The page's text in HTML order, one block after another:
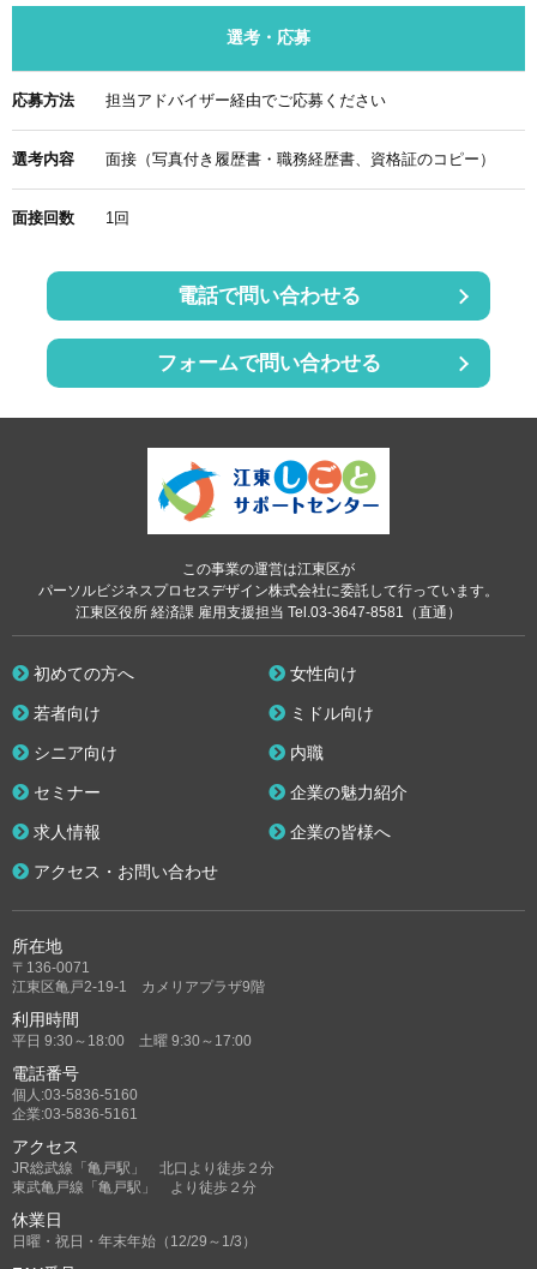
選考・応募
応募方法 担当アドバイザー経由でご応募ください
選考内容 面接（写真付き履歴書・職務経歴書、資格証のコピー）
面接回数 1回
電話で問い合わせる
フォームで問い合わせる
この事業の運営は江東区が
パーソルビジネスプロセスデザイン株式会社に委託して行っています。
江東区役所 経済課 雇用支援担当 Tel.03-3647-8581（直通）
所在地
〒136-0071
江東区亀戸2-19-1 カメリアプラザ9階
利用時間
平日 9:30～18:00 土曜 9:30～17:00
電話番号
個人:03-5836-5160
企業:03-5836-5161
アクセス
JR総武線「亀戸駅」 北口より徒歩２分
東武亀戸線「亀戸駅」 より徒歩２分
休業日
日曜・祝日・年末年始（12/29～1/3）
初めての方へ 女性向け
若者向け ミドル向け
シニア向け 内職
セミナー 企業の魅力紹介
求人情報 企業の皆様へ
アクセス・お問い合わせ